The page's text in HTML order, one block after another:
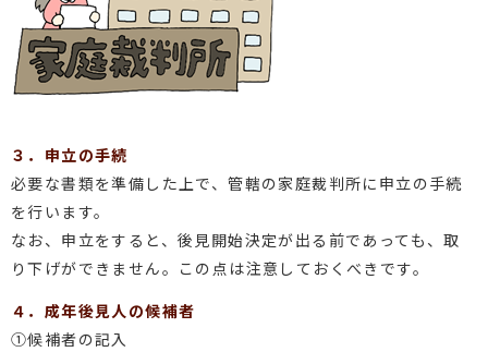
３．申立の手続
必要な書類を準備した上で、管轄の家庭裁判所に申立の手続
を行います。
なお、申立をすると、後見開始決定が出る前であっても、取
り下げができません。この点は注意しておくべきです。
４．成年後見人の候補者
①候補者の記入